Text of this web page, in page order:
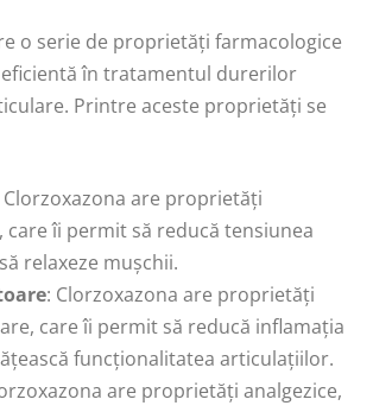
o serie de proprietăți farmacologice
eficientă în tratamentul durerilor
Printre aceste proprietăți se
Clorzoxazona are proprietăți
care îi permit să reducă tensiunea
relaxeze mușchii.
: Clorzoxazona are proprietăți
care îi permit să reducă inflamația
funcționalitatea articulațiilor.
are proprietăți analgezice,